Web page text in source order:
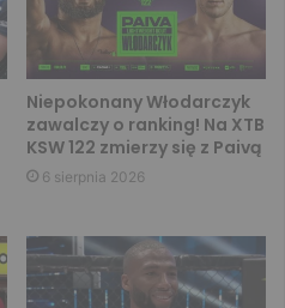
Niepokonany Włodarczyk
zawalczy o ranking! Na XTB
KSW 122 zmierzy się z Paivą
6 sierpnia 2026